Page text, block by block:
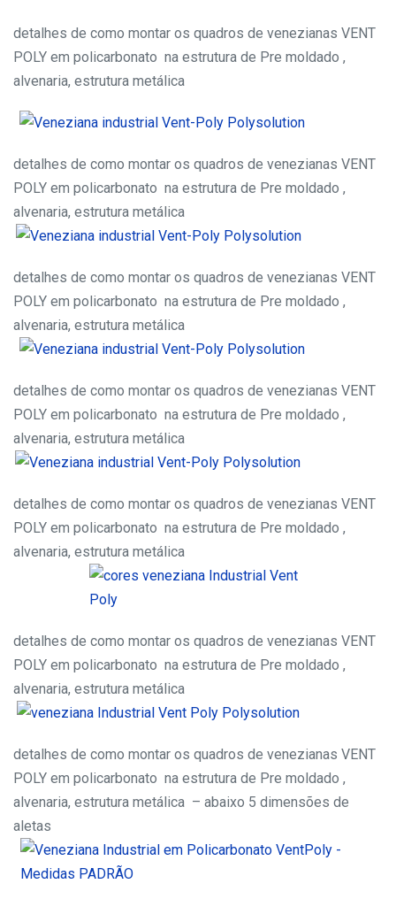
detalhes de como montar os quadros de venezianas VENT
POLY em policarbonato na estrutura de Pre moldado ,
alvenaria, estrutura metálica
detalhes de como montar os quadros de venezianas VENT
POLY em policarbonato na estrutura de Pre moldado ,
alvenaria, estrutura metálica
detalhes de como montar os quadros de venezianas VENT
POLY em policarbonato na estrutura de Pre moldado ,
alvenaria, estrutura metálica
detalhes de como montar os quadros de venezianas VENT
POLY em policarbonato na estrutura de Pre moldado ,
alvenaria, estrutura metálica
detalhes de como montar os quadros de venezianas VENT
POLY em policarbonato na estrutura de Pre moldado ,
alvenaria, estrutura metálica
detalhes de como montar os quadros de venezianas VENT
POLY em policarbonato na estrutura de Pre moldado ,
alvenaria, estrutura metálica
detalhes de como montar os quadros de venezianas VENT
POLY em policarbonato na estrutura de Pre moldado ,
alvenaria, estrutura metálica – abaixo 5 dimensões de
aletas